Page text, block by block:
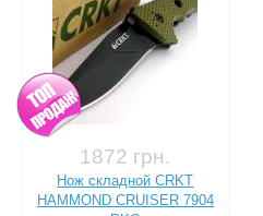
1872 грн.
Нож складной CRKT
HAMMOND CRUISER 7904